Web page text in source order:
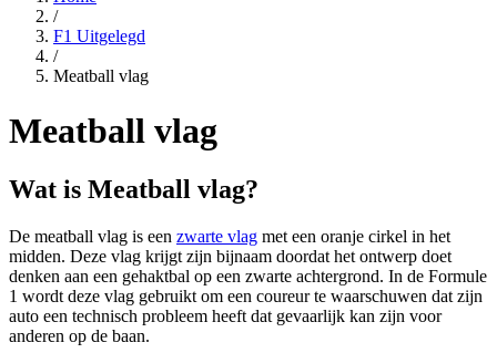
/
F1 Uitgelegd
/
Meatball vlag
Meatball vlag
Wat is Meatball vlag?
De meatball vlag is een zwarte vlag met een oranje cirkel in het
midden. Deze vlag krijgt zijn bijnaam doordat het ontwerp doet
denken aan een gehaktbal op een zwarte achtergrond. In de Formule
1 wordt deze vlag gebruikt om een coureur te waarschuwen dat zijn
auto een technisch probleem heeft dat gevaarlijk kan zijn voor
anderen op de baan.